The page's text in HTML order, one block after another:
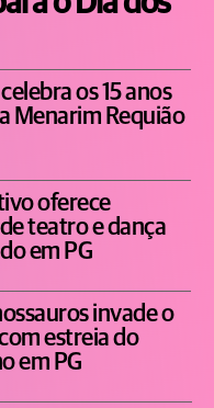
os 15 anos
Menarim Requião
oferece
teatro e dança
em PG
invade o
estreia do
em PG